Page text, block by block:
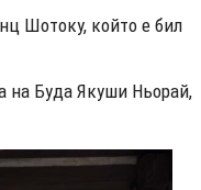
Шотоку, който е бил
на Буда Якуши Ньорай,